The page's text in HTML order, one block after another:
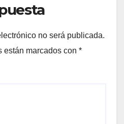
no será publicada.
están marcados con *